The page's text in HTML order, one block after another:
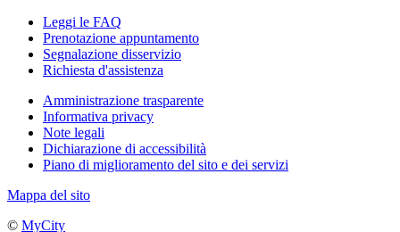
Leggi le FAQ
Prenotazione appuntamento
Segnalazione disservizio
Richiesta d'assistenza
Amministrazione trasparente
Informativa privacy
Note legali
Dichiarazione di accessibilità
Piano di miglioramento del sito e dei servizi
Mappa del sito
© MyCity